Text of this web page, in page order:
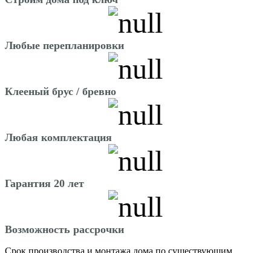
Любые перепланировки
Клееный брус / бревно
Любая комплектация
Гарантия 20 лет
Возможность рассрочки